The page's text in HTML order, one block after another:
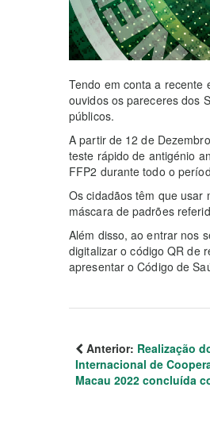
Tendo em conta a recente
ouvidos os pareceres dos
públicos.
A partir de 12 de
teste rápido de antigénio
FFP2 durante todo o
Os cidadãos têm que usar
máscara de padrões
Além disso, ao entrar nos
digitalizar o código QR de
apresentar o Código de
Anterior: Realização
Internacional de
Macau 2022 concluída